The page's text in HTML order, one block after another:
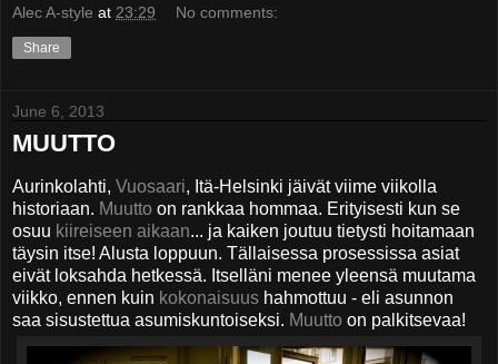
Alec A-style at 23:29 No comments:
Share
June 6, 2013
MUUTTO
Aurinkolahti, Vuosaari, Itä-Helsinki jäivät viime viikolla
historiaan. Muutto on rankkaa hommaa. Erityisesti kun se
osuu kiireiseen aikaan... ja kaiken joutuu tietysti hoitamaan
täysin itse! Alusta loppuun. Tällaisessa prosessissa asiat
eivät loksahda hetkessä. Itselläni menee yleensä muutama
viikko, ennen kuin kokonaisuus hahmottuu - eli asunnon
saa sisustettua asumiskuntoiseksi. Muutto on palkitsevaa!